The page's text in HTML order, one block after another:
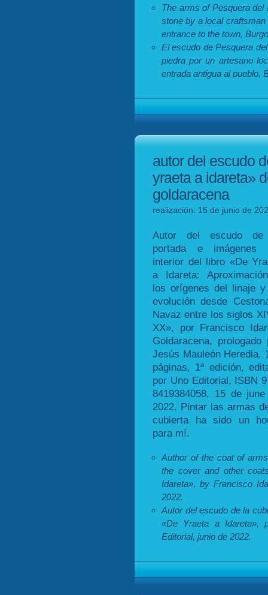
The arms of Pesquera
stone by a local
entrance to the town,
El escudo de Pesquera
piedra por un artesano
entrada antigua al pueblo,
autor del escudo
yraeta a idareta»
goldaracena
realización: 15 de junio de
Autor del escudo
portada e imágenes
interior del libro «De
a Idareta:
los orígenes del linaje
evolución desde
Navaz entre los siglos
XX», por Francisco
Goldaracena, prologado
Jesús Mauleón Heredia,
páginas, 1ª edición,
por Uno Editorial, ISBN
8419384058, 15 de
2022. Pintar las armas
cubierta ha sido un
para mí.
Author of the coat of
the cover and other
Idareta», by Francisco
2022.
Autor del escudo de la
«De Yraeta a Idareta»,
Editorial, junio de 2022.